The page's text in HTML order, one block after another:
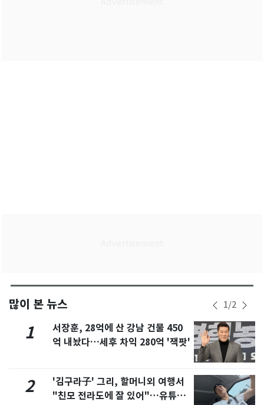
많이 본 뉴스 1/2
1
서장훈, 28억에 산 강남 건물 450
억 내놨다…세후 차익 280억 '잭팟'
2
'김구라子' 그리, 할머니외 여행서
"친모 전라도에 잘 있어"…유튜브